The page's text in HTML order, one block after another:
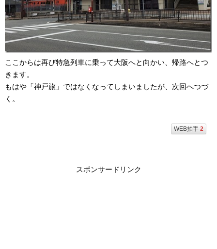
ここからは再び特急列車に乗って大阪へと向かい、帰路へとつ
きます。
もはや「神戸旅」ではなくなってしまいましたが、次回へつづ
く。
WEB拍手 2
スポンサードリンク